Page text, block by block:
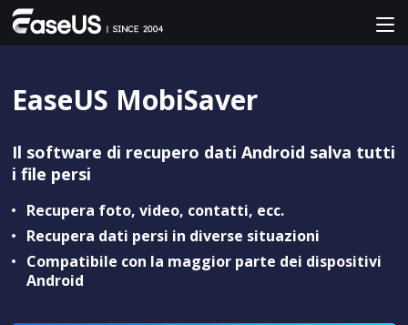
EaseUS MobiSaver
Il software di recupero dati Android salva tutti
i file persi
Recupera foto, video, contatti, ecc.
Recupera dati persi in diverse situazioni
Compatibile con la maggior parte dei dispositivi
Android